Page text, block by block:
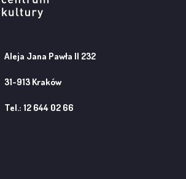
Aleja Jana Pawła II 232
31-913 Kraków
Tel.: 12 644 02 66